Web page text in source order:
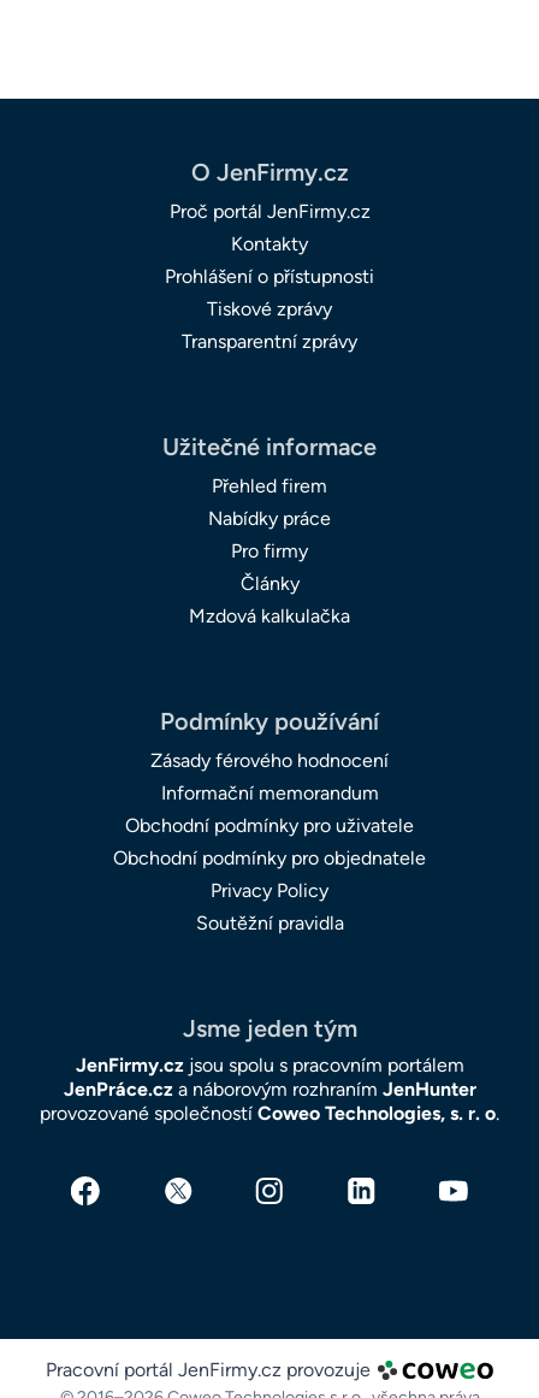
O JenFirmy.cz
Proč portál JenFirmy.cz
Kontakty
Prohlášení o přístupnosti
Tiskové zprávy
Transparentní zprávy
Užitečné informace
Přehled firem
Nabídky práce
Pro firmy
Články
Mzdová kalkulačka
Podmínky používání
Zásady férového hodnocení
Informační memorandum
Obchodní podmínky pro uživatele
Obchodní podmínky pro objednatele
Privacy Policy
Soutěžní pravidla
Jsme jeden tým
JenFirmy.czjsou spolu s pracovním portálem
JenPráce.cza náborovým rozhraním JenHunter
provozované společností Coweo Technologies, s. r. o.
Pracovní portál JenFirmy.cz provozuje